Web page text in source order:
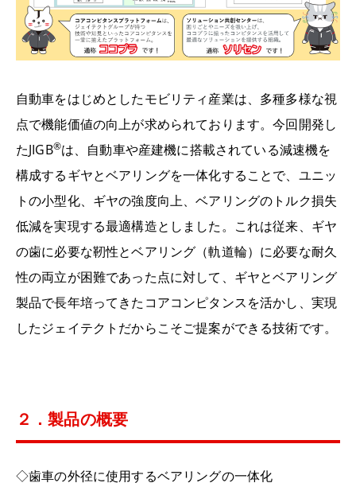
自動車をはじめとしたモビリティ産業は、多種多様な視
点で機能価値の向上が求められております。今回開発し
たJIGB®は、自動車や産建機に搭載されている減速機を
構成するギヤとベアリングを一体化することで、ユニッ
トの小型化、ギヤの強度向上、ベアリングのトルク損失
低減を実現する最適構造としました。これは従来、ギヤ
の歯に必要な靭性とベアリング（軌道輪）に必要な耐久
性の両立が困難であった点に対して、ギヤとベアリング
製品で長年培ってきたコアコンピタンスを活かし、実現
したジェイテクトだからこそご提案ができる技術です。
２．製品の概要
◇歯車の外径に使用するベアリングの一体化